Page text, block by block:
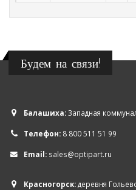
Будем на связи!
Балашиха:Западная
Телефон: 8 800 511 51 99
Email: sales@optipart.ru
Красногорск:деревня